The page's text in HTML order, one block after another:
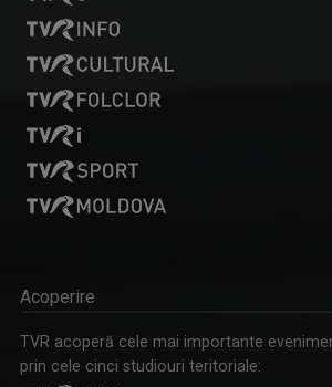
EUGEN RUSU
Ne aduce cele mai importante ştiri la ...
Acoperire
TVR acoperă cele mai importante
prin cele cinci studiouri teritoriale: